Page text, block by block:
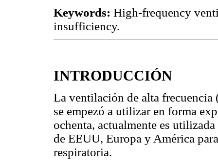
Keywords: High-frequency
insufficiency.
INTRODUCCIÓN
La ventilación de alta
se empezó a utilizar en forma
ochenta, actualmente es
de EEUU, Europa y América
respiratoria.